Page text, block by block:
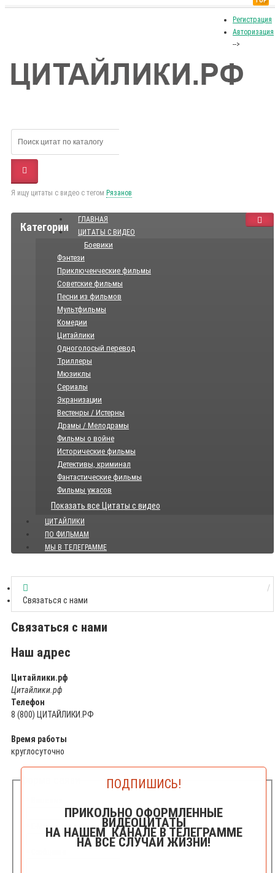
Регистрация
Авторизация
-->
Я ищу цитаты с видео с тегом Рязанов
Категории
ГЛАВНАЯ
ЦИТАТЫ С ВИДЕО
Боевики
Фэнтези
Приключенческие фильмы
Советские фильмы
Песни из фильмов
Мультфильмы
Комедии
Цитайлики
Одноголосый перевод
Триллеры
Мюзиклы
Сериалы
Экранизации
Вестенры / Истерны
Драмы / Мелодрамы
Фильмы о войне
Исторические фильмы
Детективы, криминал
Фантастические фильмы
Фильмы ужасов
Показать все Цитаты с видео
ЦИТАЙЛИКИ
ПО ФИЛЬМАМ
МЫ В ТЕЛЕГРАММЕ
Связаться с нами
Связаться с нами
Наш адрес
Цитайлики.рф
Цитайлики.рф
Телефон
8 (800) ЦИТАЙЛИКИ.РФ
Время работы
круглосуточно
Форма связи
E-Mail для связи
ПОДПИШИСЬ!
ПРИКОЛЬНО ОФОРМЛЕННЫЕ
ВИДЕОЦИТАТЫ
НА НАШЕМ КАНАЛЕ В ТЕЛЕГРАММЕ
НА ВСЕ СЛУЧАИ ЖИЗНИ!